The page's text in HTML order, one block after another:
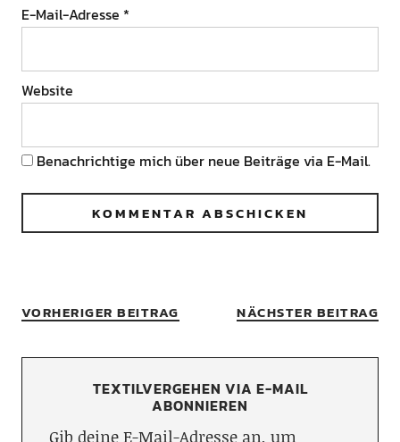
E-Mail-Adresse *
Website
Benachrichtige mich über neue Beiträge via E-Mail.
VORHERIGER BEITRAG NÄCHSTER BEITRAG
TEXTILVERGEHEN VIA E-MAIL
ABONNIEREN
Gib deine E-Mail-Adresse an, um